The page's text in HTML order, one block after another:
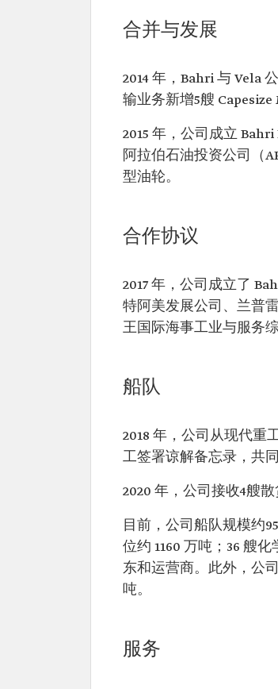
合并与发展
2014 年，Bahri 与 Vela
输业务新增5艘 Capesize
2015 年，公司成立
阿拉伯石油投资公司（
型油轮。
合作协议
2017 年，公司成立了
特阿美发展公司、兰普
王国际海事工业与服务
船队
2018 年，公司从现代重
工签署谅解备忘录，共
2020 年，公司接收4艘
目前，公司船队规模约
位约 1160 万吨；36 艘
东和运营商。此外，公
吨。
服务